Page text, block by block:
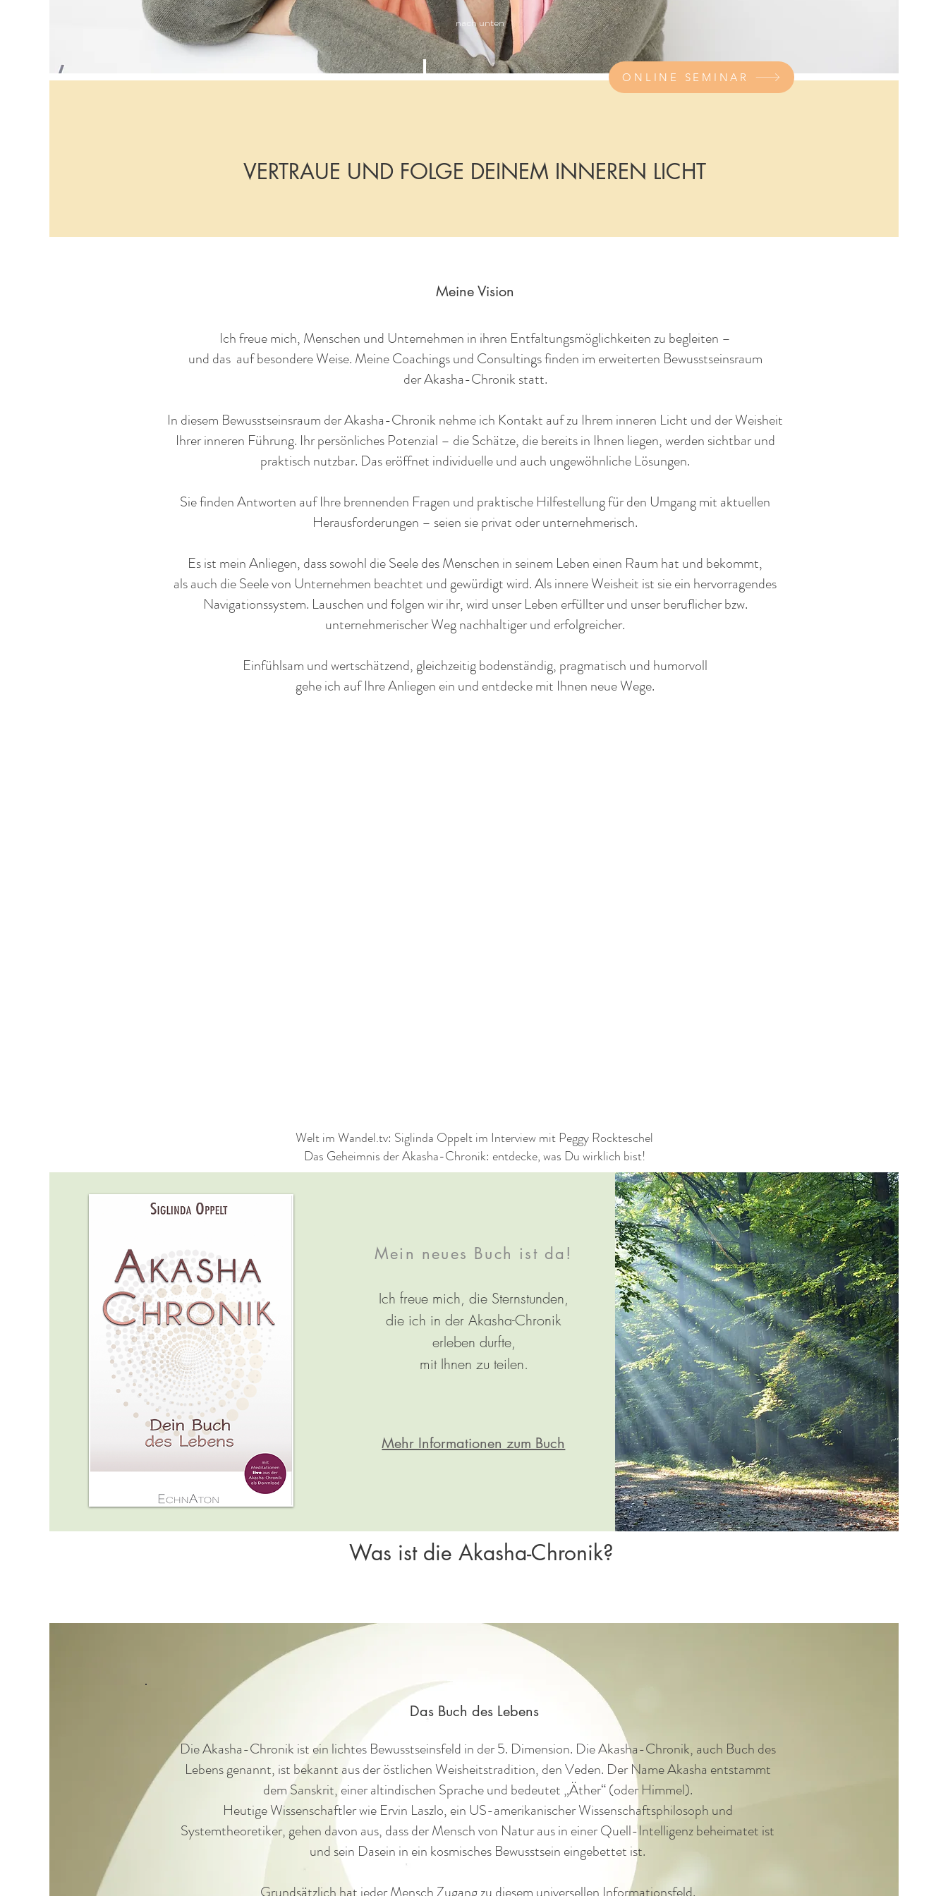
nach unten
VERTRAUE UND FOLGE DEINEM INNEREN LICHT
Meine Vision
Ich freue mich, Menschen und Unternehmen in ihren Entfaltungsmöglichkeiten zu begleiten –
und das aufbesondere Weise. Meine Coachings und Consultings finden im erweiterten Bewusstseinsraum
der Akasha-Chronik statt.
In diesem Bewusstseinsraum der Akasha-Chronik nehme ich Kontakt auf zu Ihrem inneren Licht und der Weisheit
Ihrer inneren Führung. Ihr persönliches Potenzial – die Schätze, die bereits in Ihnen liegen, werden sichtbar und
praktisch nutzbar. Das eröffnet individuelle und auch ungewöhnliche Lösungen.
Sie finden Antworten auf Ihre brennenden Fragen und praktische Hilfestellung für den Umgang mit aktuellen
Herausforderungen – seien sie privat oder unternehmerisch.
Es ist mein Anliegen, dass sowohl die Seele des Menschen in seinem Leben einen Raum hat und bekommt,
als auch die Seele von Unternehmen beachtet und gewürdigt wird. Als innere Weisheit ist sie ein hervorragendes
Navigationssystem. Lauschen und folgen wir ihr, wird unser Leben erfüllter und unser beruflicher bzw.
unternehmerischer Weg nachhaltiger und erfolgreicher.
Einfühlsam und wertschätzend, gleichzeitig bodenständig, pragmatisch und humorvoll
gehe ich auf Ihre Anliegen ein und entdecke mit Ihnen neue Wege.
ONLINE SEMINAR
Welt im Wandel.tv: Siglinda Oppelt im Interview mit Peggy Rockteschel
Das Geheimnis der Akasha-Chronik: entdecke, was Du wirklich bist!
Mein neues Buch ist da!
Ich freue mich, die Sternstunden,
die ich in der Akasha-Chronik
erleben durfte,
mit Ihnen zu teilen.
Mehr Informationen zum Buch
Was ist die Akasha-Chronik?
Das Buch des Lebens
Die Akasha-Chronik ist ein lichtes Bewusstseinsfeld in der 5. Dimension. Die Akasha-Chronik, auch Buch des
Lebens genannt, ist bekannt aus der östlichen Weisheitstradition, den Veden. Der Name Akasha entstammt
dem Sanskrit, einer altindischen Spracheund bedeutet „Äther“ (oder Himmel).
Heutige Wissenschaftler wie Ervin Laszlo, ein US-amerikanischer Wissenschaftsphilosoph und
Systemtheoretiker, gehen davon aus, dass der Mensch von Natur aus in einer Quell-Intelligenz beheimatet ist
und sein Dasein in ein kosmisches Bewusstsein eingebettet ist.